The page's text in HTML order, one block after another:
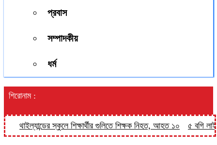
প্রবাস
সম্পাদকীয়
ধর্ম
শিরোনাম :
থাইল্যান্ডের স্কুলে শিক্ষার্থীর গুলিতে শিক্ষক নিহত, আহত ১০ ৫ বগি